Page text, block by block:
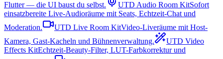
Flutter — die UI baust du selbst.
UTD Audio Room KitSofort
einsatzbereite Live-Audioräume mit Seats, Echtzeit-Chat und
Moderation.
UTD Live Room KitVideo-Liveräume mit Host-
Kamera, Gast-Kacheln und Bühnenverwaltung.
UTD Video
Effects KitEchtzeit-Beauty-Filter, LUT-Farbkorrektur und